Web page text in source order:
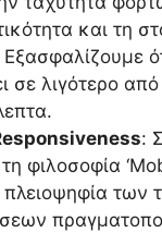
και τη
Εξασφαλίζουμε
σε λιγότερο
:
φιλοσοφία
των